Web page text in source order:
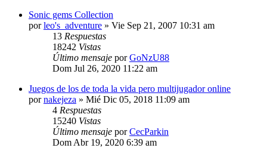
Sonic gems Collection
porleo's_adventure » Vie Sep 21, 2007 10:31 am
13 Respuestas
18242 Vistas
Último mensaje porGoNzU88
Dom Jul 26, 2020 11:22 am
Juegos de los de toda la vida pero multijugador online
pornakejeza » Mié Dic 05, 2018 11:09 am
4 Respuestas
15240 Vistas
Último mensaje porCecParkin
Dom Abr 19, 2020 6:39 am